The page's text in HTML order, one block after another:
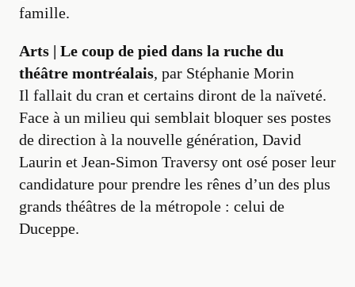
famille.
Arts | Le coup de pied dans la ruche du
théâtre montréalais, par Stéphanie Morin
Il fallait du cran et certains diront de la naïveté.
Face à un milieu qui semblait bloquer ses postes
de direction à la nouvelle génération, David
Laurin et Jean-Simon Traversy ont osé poser leur
candidature pour prendre les rênes d’un des plus
grands théâtres de la métropole : celui de
Duceppe.